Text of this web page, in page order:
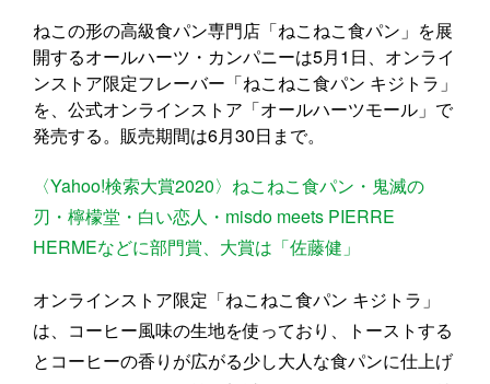
ねこの形の高級食パン専門店「ねこねこ食パン」を展
開するオールハーツ・カンパニーは5月1日、オンライ
ンストア限定フレーバー「ねこねこ食パン キジトラ」
を、公式オンラインストア「オールハーツモール」で
発売する。販売期間は6月30日まで。
〈Yahoo!検索大賞2020〉ねこねこ食パン・鬼滅の
刃・檸檬堂・白い恋人・misdo meets PIERRE
HERMEなどに部門賞、大賞は「佐藤健」
オンラインストア限定「ねこねこ食パン キジトラ」
は、コーヒー風味の生地を使っており、トーストする
とコーヒーの香りが広がる少し大人な食パンに仕上げ